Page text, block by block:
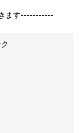
ます-----------